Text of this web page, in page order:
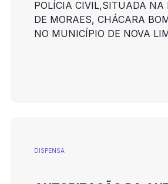
POLÍCIA CIVIL,SITUADA NA
DE MORAES, CHÁCARA
NO MUNICÍPIO DE NOVA
DISPENSA